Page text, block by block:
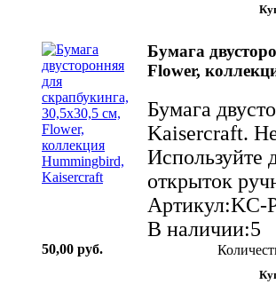
Бумага
Flower,
Бумага
Kaisercraft.
Используйте
открыток
Артикул:KC-
В наличии:5
50,00 руб.